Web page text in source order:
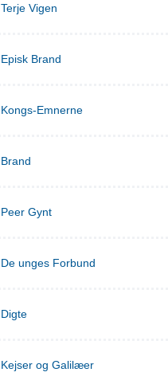
Terje Vigen
Episk Brand
Kongs-Emnerne
Brand
Peer Gynt
De unges Forbund
Digte
Kejser og Galilæer